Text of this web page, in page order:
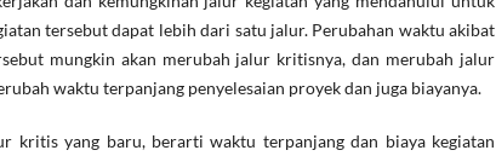
tersebut dapat lebih dari satu jalur. Perubahan waktu akibat
mungkin akan merubah jalur kritisnya, dan merubah jalur
waktu terpanjang penyelesaian proyek dan juga biayanya.
kritis yang baru, berarti waktu terpanjang dan biaya kegiatan